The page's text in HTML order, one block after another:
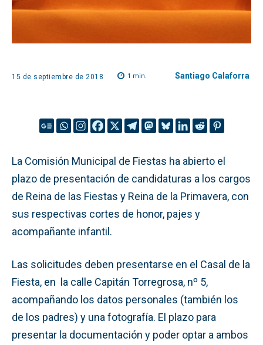
15 de septiembre de 2018 1 min. Santiago Calaforra
La Comisión Municipal de Fiestas ha abierto el
plazo de presentación de candidaturas a los cargos
de Reina de las Fiestas y Reina de la Primavera, con
sus respectivas cortes de honor, pajes y
acompañante infantil.
Las solicitudes deben presentarse en el Casal de la
Fiesta, en la calle Capitán Torregrosa, nº 5,
acompañando los datos personales (también los
de los padres) y una fotografía. El plazo para
presentar la documentación y poder optar a ambos